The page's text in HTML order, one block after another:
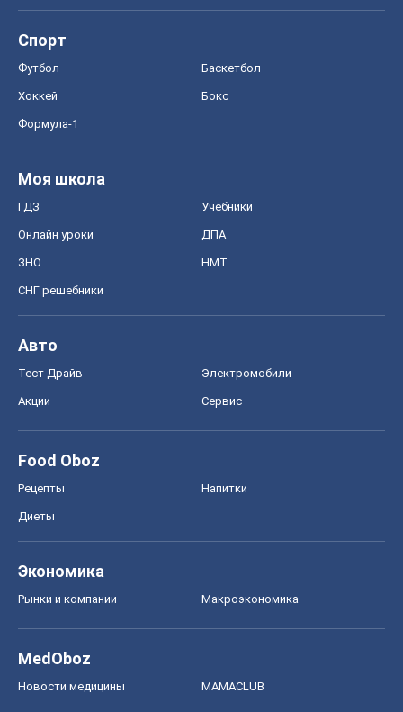
Спорт
Футбол Баскетбол
Хоккей Бокс
Формула-1
Моя школа
ГДЗ Учебники
Онлайн уроки ДПА
ЗНО НМТ
СНГ решебники
Авто
Тест Драйв Электромобили
Акции Сервис
Food Oboz
Рецепты Напитки
Диеты
Экономика
Рынки и компании Mакроэкономика
MedOboz
Новости медицины MAMACLUB